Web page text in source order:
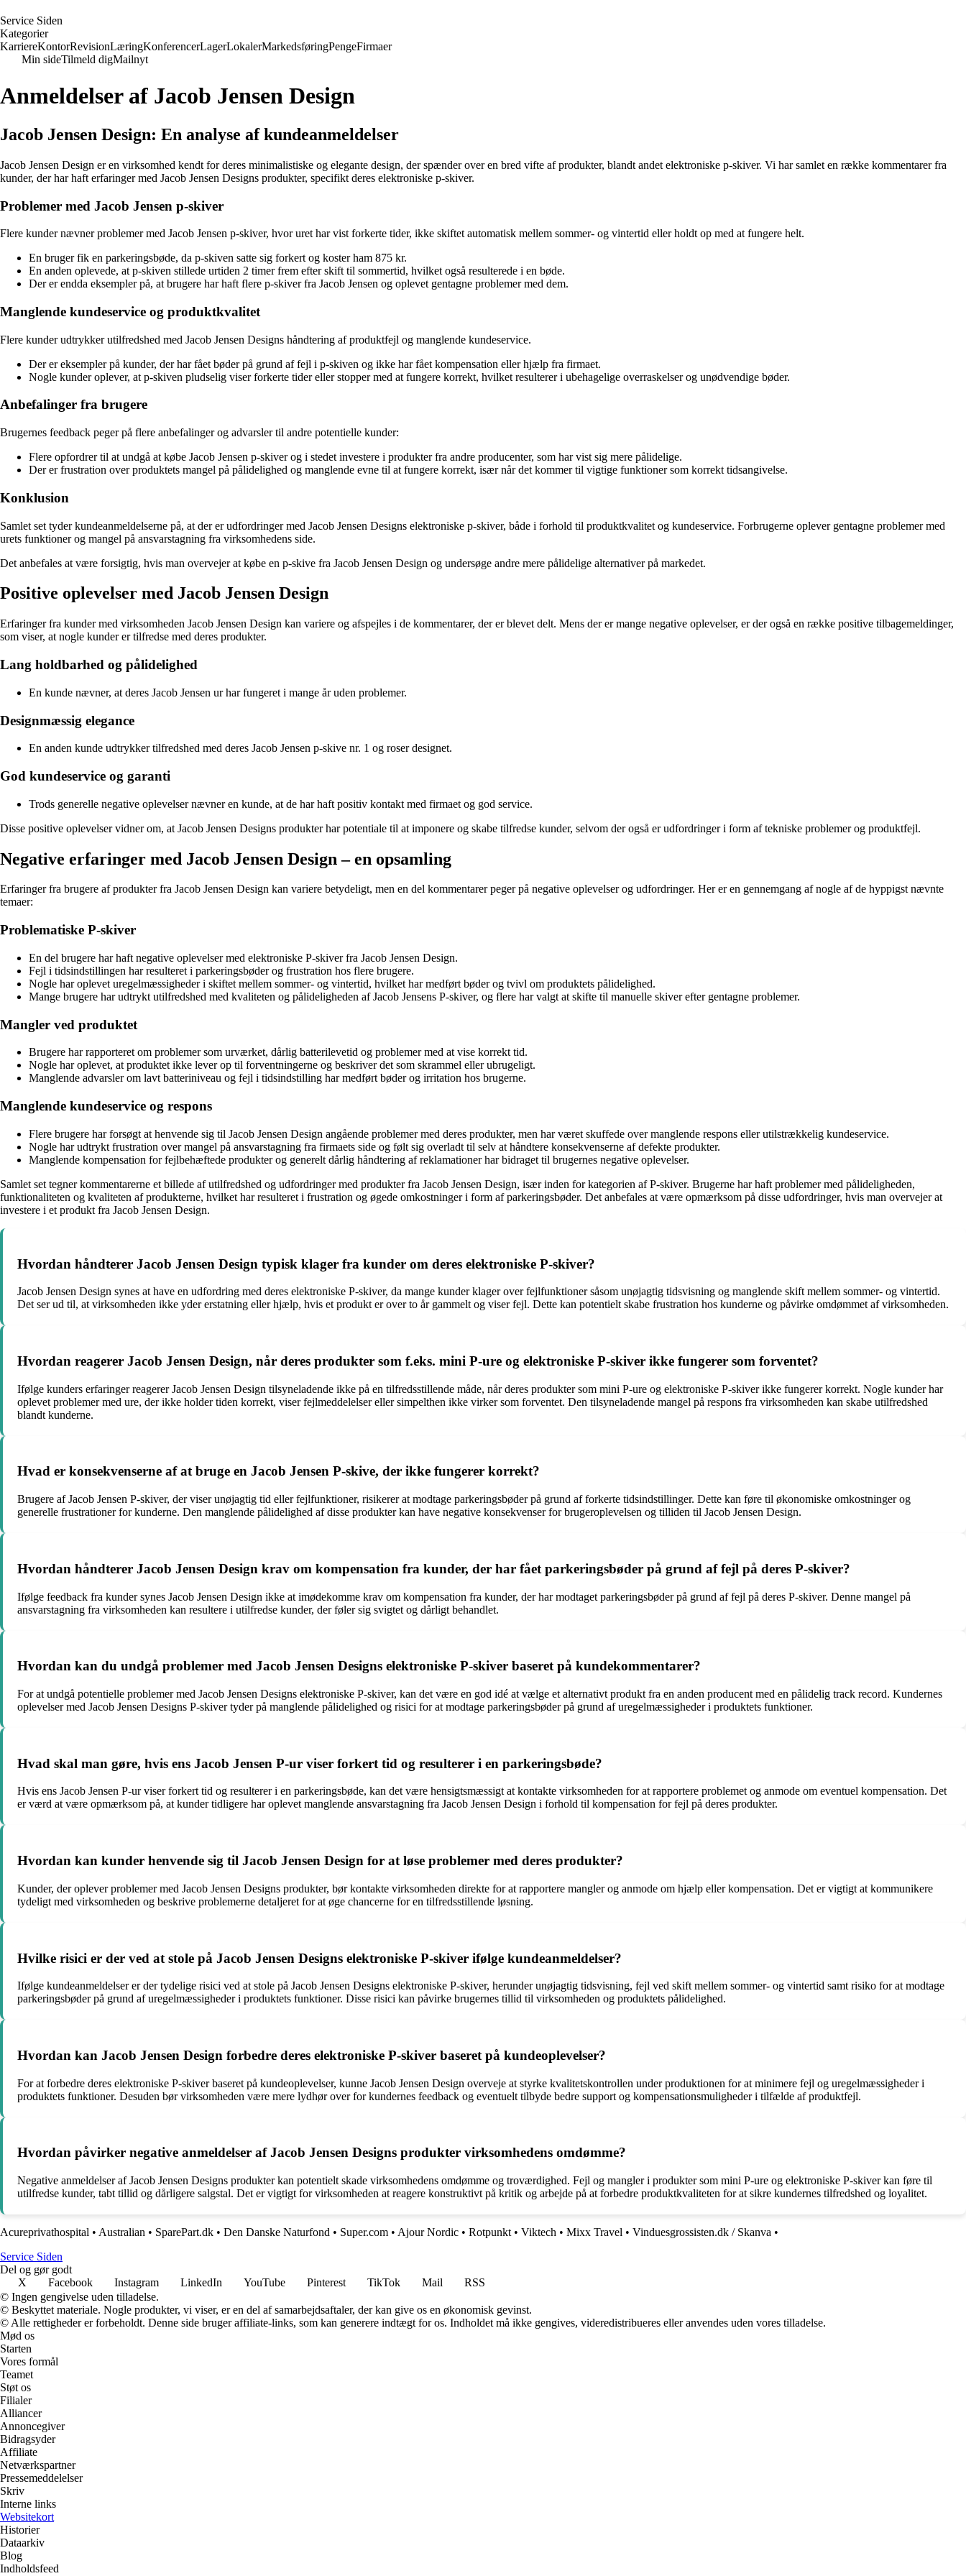
Service Siden
Kategorier
KarriereKontorRevisionLæringKonferencerLagerLokalerMarkedsføringPengeFirmaer
Min sideTilmeld digMailnyt
Anmeldelser af Jacob Jensen Design
Jacob Jensen Design: En analyse af kundeanmeldelser
Jacob Jensen Design er en virksomhed kendt for deres minimalistiske og elegante design, der spænder over en bred vifte af produkter, blandt andet elektroniske p-skiver. Vi har samlet en række kommentarer fra
kunder, der har haft erfaringer med Jacob Jensen Designs produkter, specifikt deres elektroniske p-skiver.
Problemer med Jacob Jensen p-skiver
Flere kunder nævner problemer med Jacob Jensen p-skiver, hvor uret har vist forkerte tider, ikke skiftet automatisk mellem sommer- og vintertid eller holdt op med at fungere helt.
En bruger fik en parkeringsbøde, da p-skiven satte sig forkert og koster ham 875 kr.
En anden oplevede, at p-skiven stillede urtiden 2 timer frem efter skift til sommertid, hvilket også resulterede i en bøde.
Der er endda eksempler på, at brugere har haft flere p-skiver fra Jacob Jensen og oplevet gentagne problemer med dem.
Manglende kundeservice og produktkvalitet
Flere kunder udtrykker utilfredshed med Jacob Jensen Designs håndtering af produktfejl og manglende kundeservice.
Der er eksempler på kunder, der har fået bøder på grund af fejl i p-skiven og ikke har fået kompensation eller hjælp fra firmaet.
Nogle kunder oplever, at p-skiven pludselig viser forkerte tider eller stopper med at fungere korrekt, hvilket resulterer i ubehagelige overraskelser og unødvendige bøder.
Anbefalinger fra brugere
Brugernes feedback peger på flere anbefalinger og advarsler til andre potentielle kunder:
Flere opfordrer til at undgå at købe Jacob Jensen p-skiver og i stedet investere i produkter fra andre producenter, som har vist sig mere pålidelige.
Der er frustration over produktets mangel på pålidelighed og manglende evne til at fungere korrekt, især når det kommer til vigtige funktioner som korrekt tidsangivelse.
Konklusion
Samlet set tyder kundeanmeldelserne på, at der er udfordringer med Jacob Jensen Designs elektroniske p-skiver, både i forhold til produktkvalitet og kundeservice. Forbrugerne oplever gentagne problemer med
urets funktioner og mangel på ansvarstagning fra virksomhedens side.
Det anbefales at være forsigtig, hvis man overvejer at købe en p-skive fra Jacob Jensen Design og undersøge andre mere pålidelige alternativer på markedet.
Positive oplevelser med Jacob Jensen Design
Erfaringer fra kunder med virksomheden Jacob Jensen Design kan variere og afspejles i de kommentarer, der er blevet delt. Mens der er mange negative oplevelser, er der også en række positive tilbagemeldinger,
som viser, at nogle kunder er tilfredse med deres produkter.
Lang holdbarhed og pålidelighed
En kunde nævner, at deres Jacob Jensen ur har fungeret i mange år uden problemer.
Designmæssig elegance
En anden kunde udtrykker tilfredshed med deres Jacob Jensen p-skive nr. 1 og roser designet.
God kundeservice og garanti
Trods generelle negative oplevelser nævner en kunde, at de har haft positiv kontakt med firmaet og god service.
Disse positive oplevelser vidner om, at Jacob Jensen Designs produkter har potentiale til at imponere og skabe tilfredse kunder, selvom der også er udfordringer i form af tekniske problemer og produktfejl.
Negative erfaringer med Jacob Jensen Design – en opsamling
Erfaringer fra brugere af produkter fra Jacob Jensen Design kan variere betydeligt, men en del kommentarer peger på negative oplevelser og udfordringer. Her er en gennemgang af nogle af de hyppigst nævnte
temaer:
Problematiske P-skiver
En del brugere har haft negative oplevelser med elektroniske P-skiver fra Jacob Jensen Design.
Fejl i tidsindstillingen har resulteret i parkeringsbøder og frustration hos flere brugere.
Nogle har oplevet uregelmæssigheder i skiftet mellem sommer- og vintertid, hvilket har medført bøder og tvivl om produktets pålidelighed.
Mange brugere har udtrykt utilfredshed med kvaliteten og pålideligheden af Jacob Jensens P-skiver, og flere har valgt at skifte til manuelle skiver efter gentagne problemer.
Mangler ved produktet
Brugere har rapporteret om problemer som urværket, dårlig batterilevetid og problemer med at vise korrekt tid.
Nogle har oplevet, at produktet ikke lever op til forventningerne og beskriver det som skrammel eller ubrugeligt.
Manglende advarsler om lavt batteriniveau og fejl i tidsindstilling har medført bøder og irritation hos brugerne.
Manglende kundeservice og respons
Flere brugere har forsøgt at henvende sig til Jacob Jensen Design angående problemer med deres produkter, men har været skuffede over manglende respons eller utilstrækkelig kundeservice.
Nogle har udtrykt frustration over mangel på ansvarstagning fra firmaets side og følt sig overladt til selv at håndtere konsekvenserne af defekte produkter.
Manglende kompensation for fejlbehæftede produkter og generelt dårlig håndtering af reklamationer har bidraget til brugernes negative oplevelser.
Samlet set tegner kommentarerne et billede af utilfredshed og udfordringer med produkter fra Jacob Jensen Design, især inden for kategorien af P-skiver. Brugerne har haft problemer med pålideligheden,
funktionaliteten og kvaliteten af produkterne, hvilket har resulteret i frustration og øgede omkostninger i form af parkeringsbøder. Det anbefales at være opmærksom på disse udfordringer, hvis man overvejer at
investere i et produkt fra Jacob Jensen Design.
Hvordan håndterer Jacob Jensen Design typisk klager fra kunder om deres elektroniske P-skiver?
Jacob Jensen Design synes at have en udfordring med deres elektroniske P-skiver, da mange kunder klager over fejlfunktioner såsom unøjagtig tidsvisning og manglende skift mellem sommer- og vintertid.
Det ser ud til, at virksomheden ikke yder erstatning eller hjælp, hvis et produkt er over to år gammelt og viser fejl. Dette kan potentielt skabe frustration hos kunderne og påvirke omdømmet af virksomheden.
Hvordan reagerer Jacob Jensen Design, når deres produkter som f.eks. mini P-ure og elektroniske P-skiver ikke fungerer som forventet?
Ifølge kunders erfaringer reagerer Jacob Jensen Design tilsyneladende ikke på en tilfredsstillende måde, når deres produkter som mini P-ure og elektroniske P-skiver ikke fungerer korrekt. Nogle kunder har
oplevet problemer med ure, der ikke holder tiden korrekt, viser fejlmeddelelser eller simpelthen ikke virker som forventet. Den tilsyneladende mangel på respons fra virksomheden kan skabe utilfredshed
blandt kunderne.
Hvad er konsekvenserne af at bruge en Jacob Jensen P-skive, der ikke fungerer korrekt?
Brugere af Jacob Jensen P-skiver, der viser unøjagtig tid eller fejlfunktioner, risikerer at modtage parkeringsbøder på grund af forkerte tidsindstillinger. Dette kan føre til økonomiske omkostninger og
generelle frustrationer for kunderne. Den manglende pålidelighed af disse produkter kan have negative konsekvenser for brugeroplevelsen og tilliden til Jacob Jensen Design.
Hvordan håndterer Jacob Jensen Design krav om kompensation fra kunder, der har fået parkeringsbøder på grund af fejl på deres P-skiver?
Ifølge feedback fra kunder synes Jacob Jensen Design ikke at imødekomme krav om kompensation fra kunder, der har modtaget parkeringsbøder på grund af fejl på deres P-skiver. Denne mangel på
ansvarstagning fra virksomheden kan resultere i utilfredse kunder, der føler sig svigtet og dårligt behandlet.
Hvordan kan du undgå problemer med Jacob Jensen Designs elektroniske P-skiver baseret på kundekommentarer?
For at undgå potentielle problemer med Jacob Jensen Designs elektroniske P-skiver, kan det være en god idé at vælge et alternativt produkt fra en anden producent med en pålidelig track record. Kundernes
oplevelser med Jacob Jensen Designs P-skiver tyder på manglende pålidelighed og risici for at modtage parkeringsbøder på grund af uregelmæssigheder i produktets funktioner.
Hvad skal man gøre, hvis ens Jacob Jensen P-ur viser forkert tid og resulterer i en parkeringsbøde?
Hvis ens Jacob Jensen P-ur viser forkert tid og resulterer i en parkeringsbøde, kan det være hensigtsmæssigt at kontakte virksomheden for at rapportere problemet og anmode om eventuel kompensation. Det
er værd at være opmærksom på, at kunder tidligere har oplevet manglende ansvarstagning fra Jacob Jensen Design i forhold til kompensation for fejl på deres produkter.
Hvordan kan kunder henvende sig til Jacob Jensen Design for at løse problemer med deres produkter?
Kunder, der oplever problemer med Jacob Jensen Designs produkter, bør kontakte virksomheden direkte for at rapportere mangler og anmode om hjælp eller kompensation. Det er vigtigt at kommunikere
tydeligt med virksomheden og beskrive problemerne detaljeret for at øge chancerne for en tilfredsstillende løsning.
Hvilke risici er der ved at stole på Jacob Jensen Designs elektroniske P-skiver ifølge kundeanmeldelser?
Ifølge kundeanmeldelser er der tydelige risici ved at stole på Jacob Jensen Designs elektroniske P-skiver, herunder unøjagtig tidsvisning, fejl ved skift mellem sommer- og vintertid samt risiko for at modtage
parkeringsbøder på grund af uregelmæssigheder i produktets funktioner. Disse risici kan påvirke brugernes tillid til virksomheden og produktets pålidelighed.
Hvordan kan Jacob Jensen Design forbedre deres elektroniske P-skiver baseret på kundeoplevelser?
For at forbedre deres elektroniske P-skiver baseret på kundeoplevelser, kunne Jacob Jensen Design overveje at styrke kvalitetskontrollen under produktionen for at minimere fejl og uregelmæssigheder i
produktets funktioner. Desuden bør virksomheden være mere lydhør over for kundernes feedback og eventuelt tilbyde bedre support og kompensationsmuligheder i tilfælde af produktfejl.
Hvordan påvirker negative anmeldelser af Jacob Jensen Designs produkter virksomhedens omdømme?
Negative anmeldelser af Jacob Jensen Designs produkter kan potentielt skade virksomhedens omdømme og troværdighed. Fejl og mangler i produkter som mini P-ure og elektroniske P-skiver kan føre til
utilfredse kunder, tabt tillid og dårligere salgstal. Det er vigtigt for virksomheden at reagere konstruktivt på kritik og arbejde på at forbedre produktkvaliteten for at sikre kundernes tilfredshed og loyalitet.
Acureprivathospital • Australian • SparePart.dk • Den Danske Naturfond • Super.com • Ajour Nordic • Rotpunkt • Viktech • Mixx Travel • Vinduesgrossisten.dk / Skanva •
Service Siden
Del og gør godt
X
Facebook Instagram LinkedIn YouTube Pinterest TikTok Mail
RSS
© Ingen gengivelse uden tilladelse.
© Beskyttet materiale. Nogle produkter, vi viser, er en del af samarbejdsaftaler, der kan give os en økonomisk gevinst.
© Alle rettigheder er forbeholdt. Denne side bruger affiliate-links, som kan generere indtægt for os. Indholdet må ikke gengives, videredistribueres eller anvendes uden vores tilladelse.
Mød os
Starten
Vores formål
Teamet
Støt os
Filialer
Alliancer
Annoncegiver
Bidragsyder
Affiliate
Netværkspartner
Pressemeddelelser
Skriv
Interne links
Websitekort
Historier
Dataarkiv
Blog
Indholdsfeed